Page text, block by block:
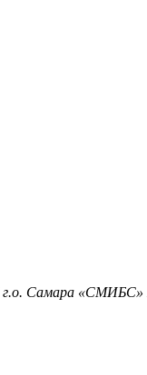
г.о. Самара «СМИБС»